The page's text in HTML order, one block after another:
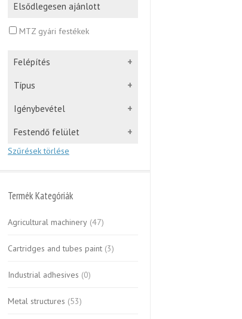
Elsődlegesen ajánlott
MTZ gyári festékek
Felépítés
Típus
Igénybevétel
Festendő felület
Szűrések törlése
Termék Kategóriák
Agricultural machinery (47)
Cartridges and tubes paint (3)
Industrial adhesives (0)
Metal structures (53)